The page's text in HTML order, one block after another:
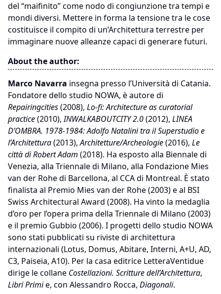
del “maifinito” come nodo di congiunzione tra tempi e
mondi diversi. Mettere in forma la tensione tra le cose
costituisce il compito di un’Architettura terrestre per
immaginare nuove alleanze capaci di generare futuri.
About the author:
Marco Navarra insegna presso l’Università di Catania.
Fondatore dello studio NOWA, è autore di
Repairingcities(2008), Lo-fi: Architecture as curatorial
practice(2010),INWALKABOUTCITY 2.0(2012), LINEA
D’OMBRA. 1978-1984: Adolfo Natalini tra il Superstudio e
l’Architettura(2013),Architetture/Archeologie(2016), Le
città di Robert Adam (2018). Ha esposto alla Biennale di
Venezia, alla Triennale di Milano, alla Fondazione Mies
van der Rohe di Barcellona, al CCA di Montreal. È stato
finalista al Premio Mies van der Rohe (2003) e al BSI
Swiss Architectural Award (2008). Ha vinto la medaglia
d’oro per l’opera prima della Triennale di Milano (2003)
e il premio Gubbio (2006). I progetti dello studio NOWA
sono stati pubblicati su riviste di architettura
internazionali (Lotus, Domus, Abitare, Interni, A+U, AD,
C3, Paiseia, A10). Per la casa editrice LetteraVentidue
dirige le collane Costellazioni. Scritture dell’Architettura,
Libri Primie, con Alessandro Rocca, Diagonali.